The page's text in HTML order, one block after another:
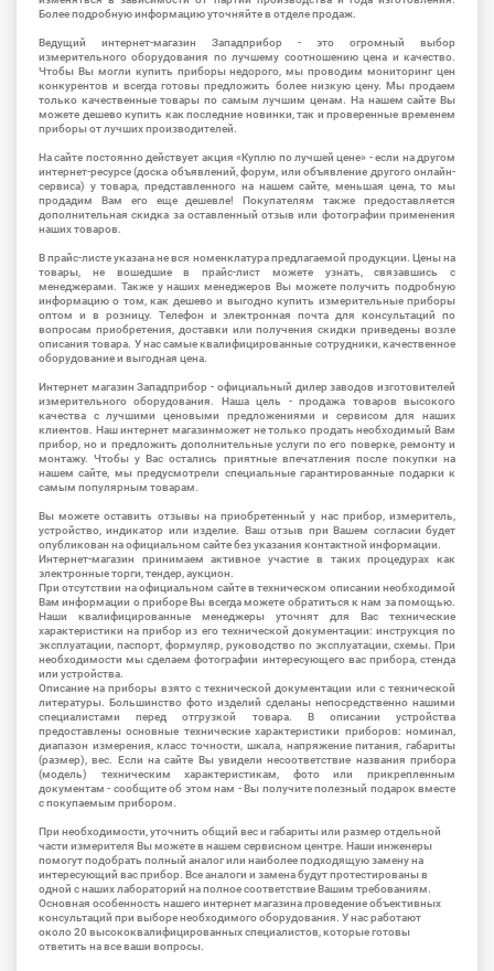
Более подробную информацию уточняйте в отделе продаж.
Ведущий интернет-магазин Западприбор - это огромный выбор
измерительного оборудования по лучшему соотношению цена и качество.
Чтобы Вы могли купить приборы недорого, мы проводим мониторинг цен
конкурентов и всегда готовы предложить более низкую цену. Мы продаем
только качественные товары по самым лучшим ценам. На нашем сайте Вы
можете дешево купить как последние новинки, так и проверенные временем
приборы от лучших производителей.
На сайте постоянно действует акция «Куплю по лучшей цене» - если на другом
интернет-ресурсе (доска объявлений, форум, или объявление другого онлайн-
сервиса) у товара, представленного на нашем сайте, меньшая цена, то мы
продадим Вам его еще дешевле! Покупателям также предоставляется
дополнительная скидка за оставленный отзыв или фотографии применения
наших товаров.
В прайс-листе указана не вся номенклатура предлагаемой продукции. Цены на
товары, не вошедшие в прайс-лист можете узнать, связавшись с
менеджерами. Также у наших менеджеров Вы можете получить подробную
информацию о том, как дешево и выгодно купить измерительные приборы
оптом и в розницу. Телефон и электронная почта для консультаций по
вопросам приобретения, доставки или получения скидки приведены возле
описания товара. У нас самые квалифицированные сотрудники, качественное
оборудование и выгодная цена.
Интернет магазин Западприбор - официальный дилер заводов изготовителей
измерительного оборудования. Наша цель - продажа товаров высокого
качества с лучшими ценовыми предложениями и сервисом для наших
клиентов. Наш интернет магазинможет не только продать необходимый Вам
прибор, но и предложить дополнительные услуги по его поверке, ремонту и
монтажу. Чтобы у Вас остались приятные впечатления после покупки на
нашем сайте, мы предусмотрели специальные гарантированные подарки к
самым популярным товарам.
Вы можете оставить отзывы на приобретенный у нас прибор, измеритель,
устройство, индикатор или изделие. Ваш отзыв при Вашем согласии будет
опубликован на официальном сайте без указания контактной информации.
Интернет-магазин принимаем активное участие в таких процедурах как
электронные торги, тендер, аукцион.
При отсутствии на официальном сайте в техническом описании необходимой
Вам информации о приборе Вы всегда можете обратиться к нам за помощью.
Наши квалифицированные менеджеры уточнят для Вас технические
характеристики на прибор из его технической документации: инструкция по
эксплуатации, паспорт, формуляр, руководство по эксплуатации, схемы. При
необходимости мы сделаем фотографии интересующего вас прибора, стенда
или устройства.
Описание на приборы взято с технической документации или с технической
литературы. Большинство фото изделий сделаны непосредственно нашими
специалистами перед отгрузкой товара. В описании устройства
предоставлены основные технические характеристики приборов: номинал,
диапазон измерения, класс точности, шкала, напряжение питания, габариты
(размер), вес. Если на сайте Вы увидели несоответствие названия прибора
(модель) техническим характеристикам, фото или прикрепленным
документам - сообщите об этом нам - Вы получите полезный подарок вместе
с покупаемым прибором.
При необходимости, уточнить общий вес и габариты или размер отдельной
части измерителя Вы можете в нашем сервисном центре. Наши инженеры
помогут подобрать полный аналог или наиболее подходящую замену на
интересующий вас прибор. Все аналоги и замена будут протестированы в
одной с наших лабораторий на полное соответствие Вашим требованиям.
Основная особенность нашего интернет магазина проведение объективных
консультаций при выборе необходимого оборудования. У нас работают
около 20 высококвалифицированных специалистов, которые готовы
ответить на все ваши вопросы.